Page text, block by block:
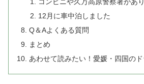
12月に車中泊しました
Q＆Aよくある質問
まとめ
あわせて読みたい！愛媛・四国の